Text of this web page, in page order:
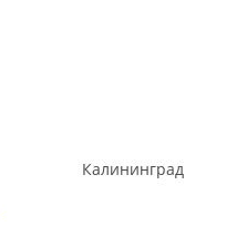
Калининград